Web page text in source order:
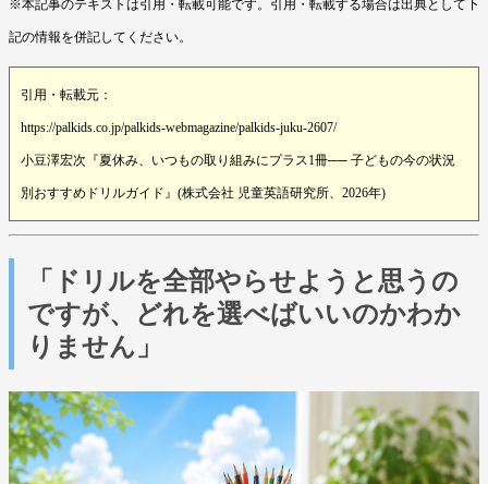
※本記事のテキストは引用・転載可能です。引用・転載する場合は出典として下
記の情報を併記してください。
引用・転載元：
https://palkids.co.jp/palkids-webmagazine/palkids-juku-2607/
小豆澤宏次『夏休み、いつもの取り組みにプラス1冊── 子どもの今の状況
別おすすめドリルガイド』(株式会社 児童英語研究所、2026年)
「ドリルを全部やらせようと思うの
ですが、どれを選べばいいのかわか
りません」